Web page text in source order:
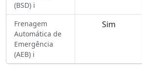
(BSD) ℹ️
Frenagem
Automática de
Emergência
(AEB) ℹ️
Sim